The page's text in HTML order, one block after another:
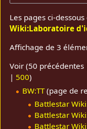
Les pages ci-
Wiki:Laboratoire
Affichage de 3
Voir (50 précédentes
| 500)
BW:TT(page de
Battlestar
Battlestar
Battlestar